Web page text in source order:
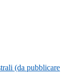
(da pubblicare